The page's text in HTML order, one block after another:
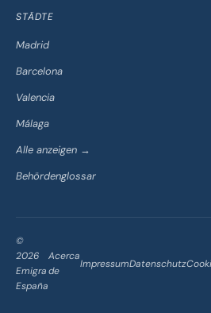
STÄDTE
Madrid
Barcelona
Valencia
Málaga
Alle anzeigen →
Behördenglossar
©
2026
Emigra
España
Acerca
de
ImpressumDatenschutz